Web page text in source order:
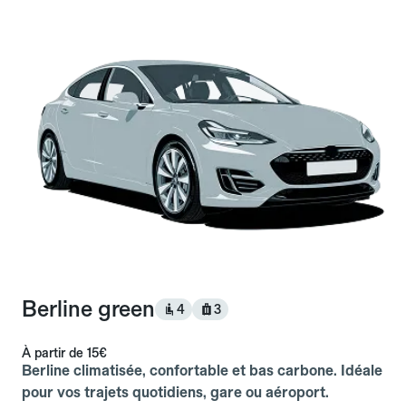
Berline green 4 3
À partir de 15€
Berline climatisée, confortable et bas carbone. Idéale
pour vos trajets quotidiens, gare ou aéroport.